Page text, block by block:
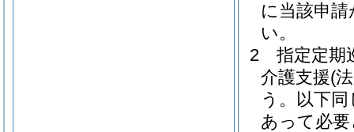
に当該申
い。
2
指定定期
介護支援(
う。以下同
あって必